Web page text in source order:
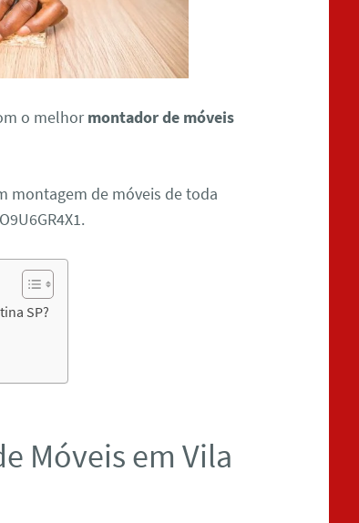
o melhormontador de móveis
montagem de móveis de toda
SP?
Móveis em Vila